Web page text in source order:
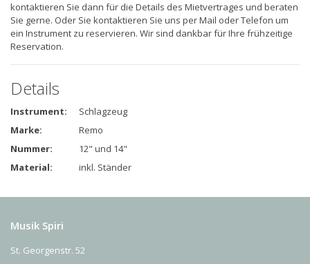
kontaktieren Sie dann für die Details des Mietvertrages und beraten
Sie gerne. Oder Sie kontaktieren Sie uns per Mail oder Telefon um
ein Instrument zu reservieren. Wir sind dankbar für Ihre frühzeitige
Reservation.
Details
Instrument:
Schlagzeug
Marke:
Remo
Nummer:
12" und 14"
Material:
inkl. Ständer
Musik Spiri
St. Georgenstr. 52